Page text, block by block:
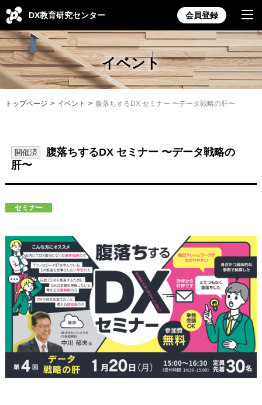
DX教育研究センター 会員登録
イベント
トップページ イベント 腹落ちするDX セミナー 〜データ戦略の肝〜
開催済
腹落ちするDX セミナー 〜データ戦略の
肝〜
セミナー